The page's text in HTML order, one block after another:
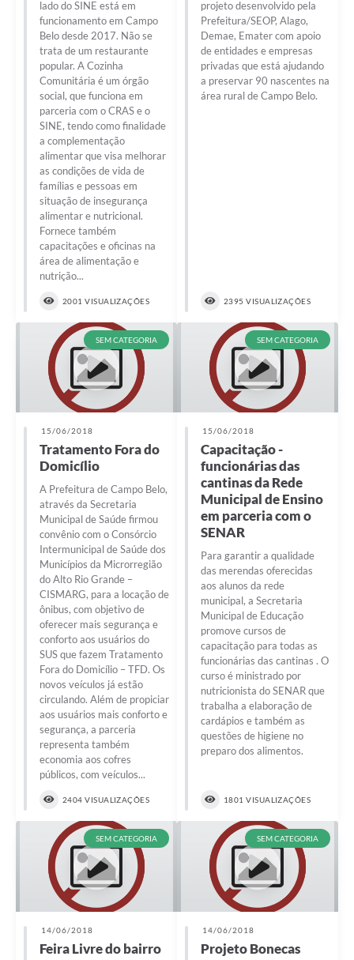
lado do SINE está em
funcionamento em Campo
Belo desde 2017. Não se
trata de um restaurante
popular. A Cozinha
Comunitária é um órgão
social, que funciona em
parceria com o CRAS e o
SINE, tendo como finalidade
a complementação
alimentar que visa melhorar
as condições de vida de
famílias e pessoas em
situação de insegurança
alimentar e nutricional.
Fornece também
capacitações e oficinas na
área de alimentação e
nutrição...
2001 VISUALIZAÇÕES
projeto desenvolvido pela
Prefeitura/SEOP, Alago,
Demae, Emater com apoio
de entidades e empresas
privadas que está ajudando
a preservar 90 nascentes na
área rural de Campo Belo.
2395 VISUALIZAÇÕES
SEM CATEGORIA
15/06/2018
Tratamento Fora do
Domicílio
A Prefeitura de Campo Belo,
através da Secretaria
Municipal de Saúde firmou
convênio com o Consórcio
Intermunicipal de Saúde dos
Municípios da Microrregião
do Alto Rio Grande –
CISMARG, para a locação de
ônibus, com objetivo de
oferecer mais segurança e
conforto aos usuários do
SUS que fazem Tratamento
Fora do Domicílio – TFD. Os
novos veículos já estão
circulando. Além de propiciar
aos usuários mais conforto e
segurança, a parceria
representa também
economia aos cofres
públicos, com veículos...
2404 VISUALIZAÇÕES
SEM CATEGORIA
15/06/2018
Capacitação -
funcionárias das
cantinas da Rede
Municipal de Ensino
em parceria com o
SENAR
Para garantir a qualidade
das merendas oferecidas
aos alunos da rede
municipal, a Secretaria
Municipal de Educação
promove cursos de
capacitação para todas as
funcionárias das cantinas . O
curso é ministrado por
nutricionista do SENAR que
trabalha a elaboração de
cardápios e também as
questões de higiene no
preparo dos alimentos.
1801 VISUALIZAÇÕES
SEM CATEGORIA
14/06/2018
Feira Livre do bairro
SEM CATEGORIA
14/06/2018
Projeto Bonecas